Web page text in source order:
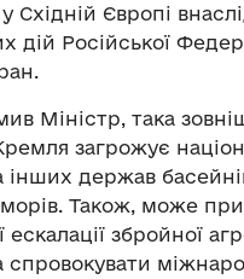
у Східній Європі
дій Російської
Міністр, така
загрожує
інших держав
морів. Також, може
збройної
спровокувати